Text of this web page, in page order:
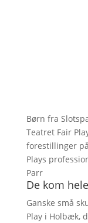
Børn fra
Teatret Fair
forestillinger
Plays
Parr
De kom
Ganske små
Play i Holbæk,